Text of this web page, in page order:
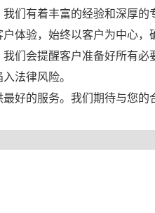
们有着丰富的经验和深厚
体验，始终以客户为中心，
们会提醒客户准备好所有
法律风险。
好的服务。我们期待与您的